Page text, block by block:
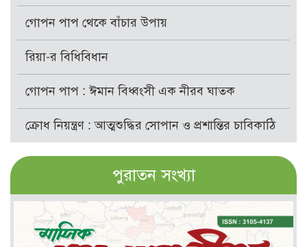
গোপন পাপ থেকে বাঁচার উপায়
রিয়া-র বিধিবিধান
গোপন পাপ : ঈমান বিধ্বংসী এক নীরব ঘাতক
ক্রোধ নিয়ন্ত্রণ : আত্মশুদ্ধির সোপান ও প্রশান্তির চাবিকাঠি
পুরাতন সংখ্যা